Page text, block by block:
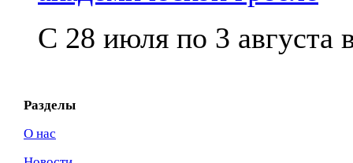
С 28 июля по 3 августа
Разделы
О нас